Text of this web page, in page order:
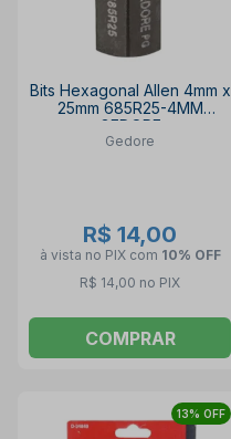
Bits Hexagonal Allen 4mm x
25mm 685R25-4MM
GEDORE
Gedore
R$ 14,00
à vista no PIX com 10% OFF
R$ 14,00 no PIX
COMPRAR
13% OFF